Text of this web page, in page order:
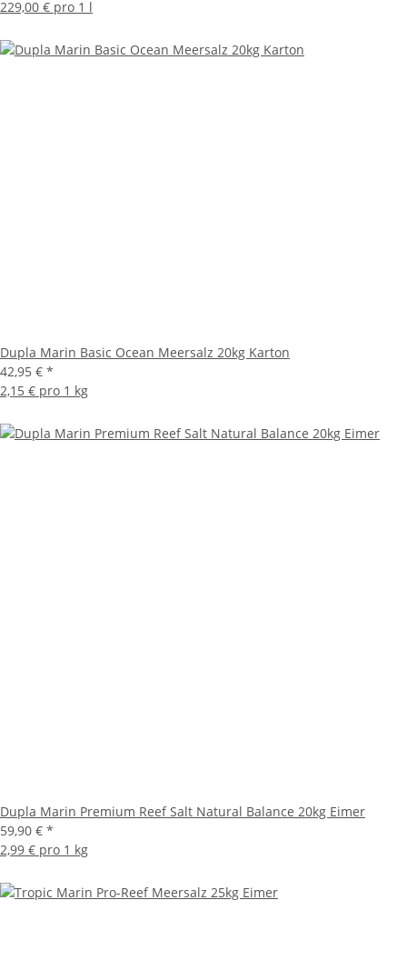
229,00 € pro 1 l
Dupla Marin Basic Ocean Meersalz 20kg Karton
42,95 € *
2,15 € pro 1 kg
Dupla Marin Premium Reef Salt Natural Balance 20kg Eimer
59,90 € *
2,99 € pro 1 kg